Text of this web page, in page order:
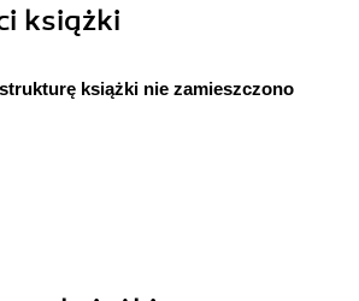
książki
książki nie zamieszczono